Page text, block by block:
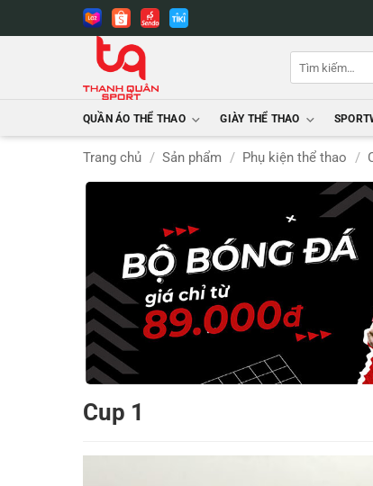
Tìm
QUẦN ÁO THỂ THAO GIÀY THỂ THAO
Trang chủ / Sản phẩm / Phụ kiện thể thao /
Cup 1